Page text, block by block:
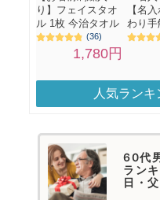
人気ラン
60代
ラン
日・